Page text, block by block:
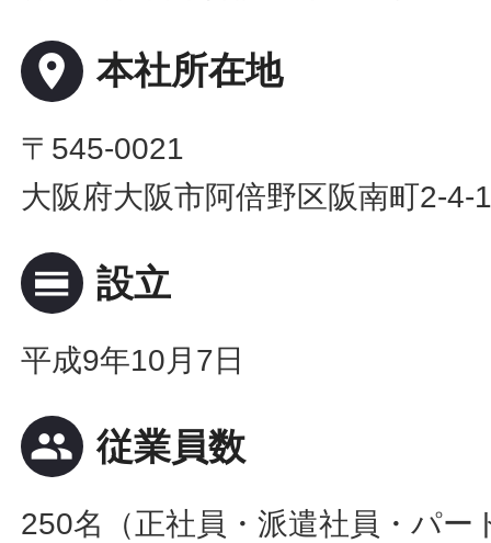
place 本社所在地
〒545-0021
大阪府大阪市阿倍野区阪南町2-4-
calendar_view_day 設立
平成9年10月7日
people 従業員数
250名（正社員・派遣社員・パー